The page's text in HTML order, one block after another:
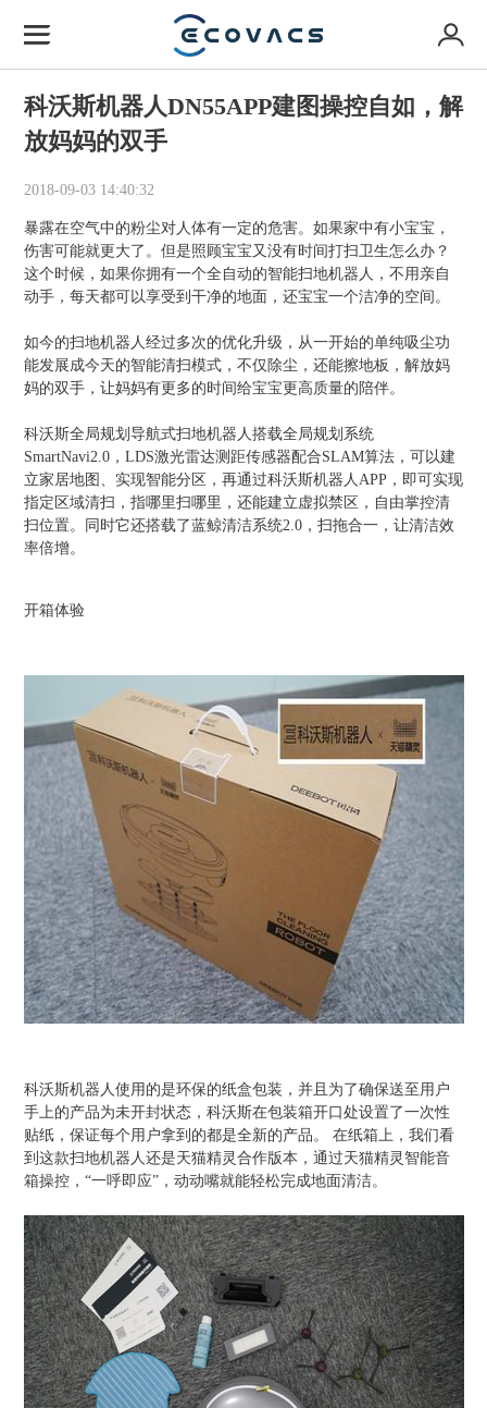
科沃斯机器人DN55APP建图操控自如，解
放妈妈的双手
2018-09-03 14:40:32
暴露在空气中的粉尘对人体有一定的危害。如果家中有小宝宝，
伤害可能就更大了。但是照顾宝宝又没有时间打扫卫生怎么办？
这个时候，如果你拥有一个全自动的智能扫地机器人，不用亲自
动手，每天都可以享受到干净的地面，还宝宝一个洁净的空间。
如今的扫地机器人经过多次的优化升级，从一开始的单纯吸尘功
能发展成今天的智能清扫模式，不仅除尘，还能擦地板，解放妈
妈的双手，让妈妈有更多的时间给宝宝更高质量的陪伴。
科沃斯全局规划导航式扫地机器人搭载全局规划系统
SmartNavi2.0，LDS激光雷达测距传感器配合SLAM算法，可以建
立家居地图、实现智能分区，再通过科沃斯机器人APP，即可实现
指定区域清扫，指哪里扫哪里，还能建立虚拟禁区，自由掌控清
扫位置。同时它还搭载了蓝鲸清洁系统2.0，扫拖合一，让清洁效
率倍增。
开箱体验
科沃斯机器人使用的是环保的纸盒包装，并且为了确保送至用户
手上的产品为未开封状态，科沃斯在包装箱开口处设置了一次性
贴纸，保证每个用户拿到的都是全新的产品。 在纸箱上，我们看
到这款扫地机器人还是天猫精灵合作版本，通过天猫精灵智能音
箱操控，“一呼即应”，动动嘴就能轻松完成地面清洁。